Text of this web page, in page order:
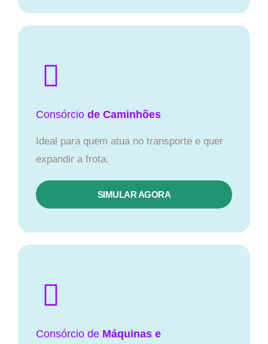
Consórcio de Caminhões
Ideal para quem atua no transporte e quer
expandir a frota.
SIMULAR AGORA
Consórcio de Máquinas e